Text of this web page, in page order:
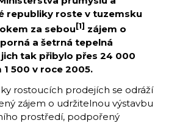
republiky roste v tuzemsku
za sebou [1] zájem o
a šetrná tepelná
tak přibylo přes 24 000
500 v roce 2005.
rostoucích prodejích se odráží
zájem o udržitelnou výstavbu
prostředí, podpořený